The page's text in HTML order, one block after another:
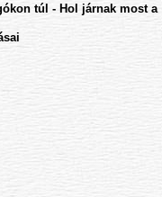
túl - Hol járnak most a